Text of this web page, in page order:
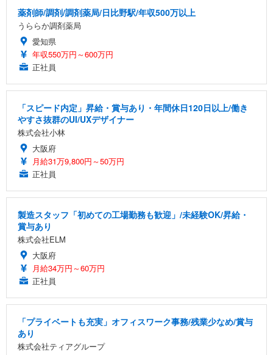
薬剤師/調剤/調剤薬局/日比野駅/年収500万以上
うららか調剤薬局
愛知県
年収550万円～600万円
正社員
「スピード内定」昇給・賞与あり・年間休日120日以上/働き
やすさ抜群のUI/UXデザイナー
株式会社小林
大阪府
月給31万9,800円～50万円
正社員
製造スタッフ「初めての工場勤務も歓迎」/未経験OK/昇給・
賞与あり
株式会社ELM
大阪府
月給34万円～60万円
正社員
「プライベートも充実」オフィスワーク事務/残業少なめ/賞与
あり
株式会社ティアグループ